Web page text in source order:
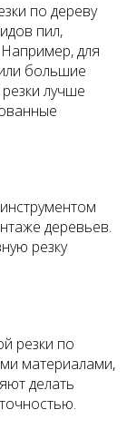
по дереву
пил,
для
большие
лучше
деревьев.
резку
резки по
материалами,
делать